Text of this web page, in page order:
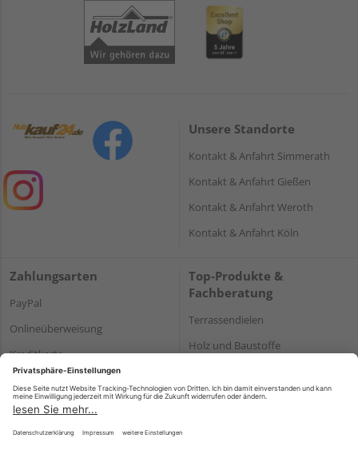
Unsere Standorte
Kontakt & Anfahrt Simmerath
Kontakt & Anfahrt Gießen
Kontakt & Anfahrt Weroth
Kontakt & Anfahrt Köln
Zahlungsarten
PayPal
Onlineüberweisung
Kreditkarte
Rechnung*
*Bonität vorausgesetzt
Top-Produkte &
Fachberatung
Terrassendielen
Holz und Baustoffe